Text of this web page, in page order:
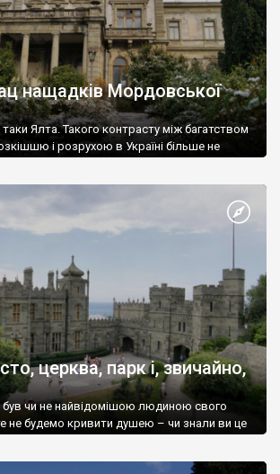
нащадків Мордовської
Ялта. Такого контрасту між багатством
і розрухою в Україні більше не
церква, парк і, звичайно,
чи не найвідомішою людиною свого
не будемо кривити душею – чи знали ви це